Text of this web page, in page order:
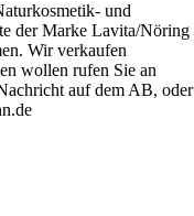
und
der Marke Lavita/Nöring
Wir verkaufen
wollen rufen Sie an
auf dem AB, oder